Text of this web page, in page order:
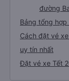
đường
Bảng tổng
Cách đặt vé
uy tín nhất
Đặt vé xe Tết